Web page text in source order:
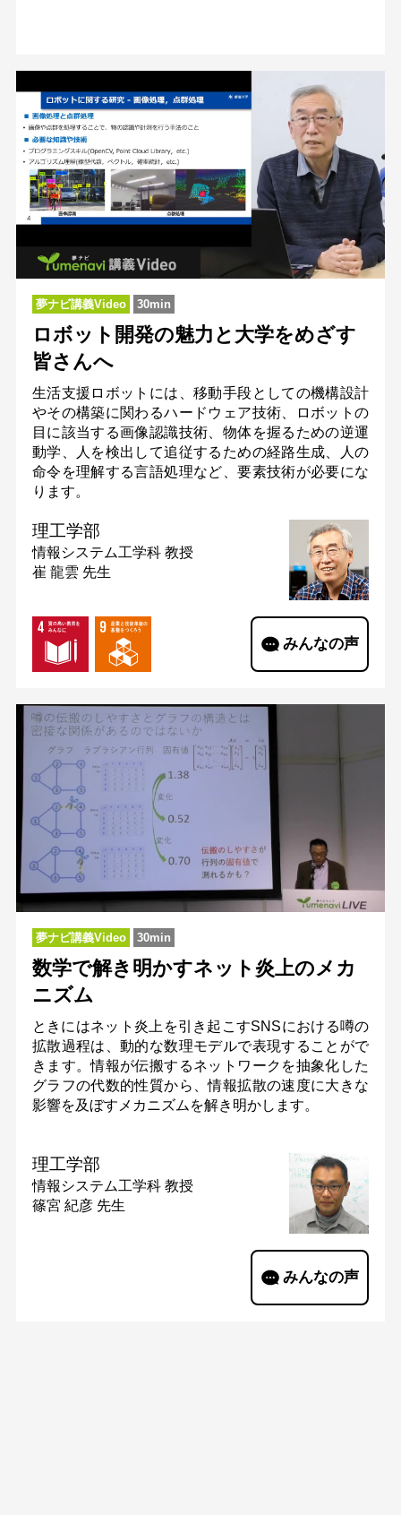
夢ナビ講義Video 30min
ロボット開発の魅力と大学をめざす
皆さんへ
生活支援ロボットには、移動手段としての機構設計
やその構築に関わるハードウェア技術、ロボットの
目に該当する画像認識技術、物体を握るための逆運
動学、人を検出して追従するための経路生成、人の
命令を理解する言語処理など、要素技術が必要にな
ります。
理工学部
情報システム工学科 教授
崔 龍雲 先生
みんなの声
夢ナビ講義Video 30min
数学で解き明かすネット炎上のメカ
ニズム
ときにはネット炎上を引き起こすSNSにおける噂の
拡散過程は、動的な数理モデルで表現することがで
きます。情報が伝搬するネットワークを抽象化した
グラフの代数的性質から、情報拡散の速度に大きな
影響を及ぼすメカニズムを解き明かします。
理工学部
情報システム工学科 教授
篠宮 紀彦 先生
みんなの声